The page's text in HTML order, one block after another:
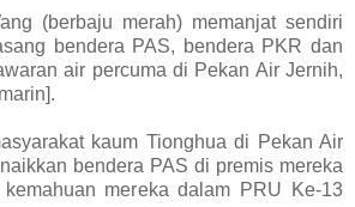
(berbaju merah) memanjat sendiri
bendera PAS, bendera PKR dan
air percuma di Pekan Air Jernih,
kaum Tionghua di Pekan Air
bendera PAS di premis mereka
mereka dalam PRU Ke-13